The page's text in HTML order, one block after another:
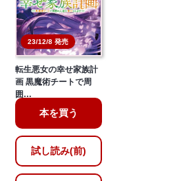
23/12/8 発売
転生悪女の幸せ家族計
画 黒魔術チートで周
囲…
本を買う
試し読み(前)